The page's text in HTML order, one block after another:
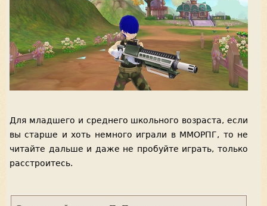
Для младшего и среднего школьного возраста, если
вы старше и хоть немного играли в ММОРПГ, то не
читайте дальше и даже не пробуйте играть, только
расстроитесь.